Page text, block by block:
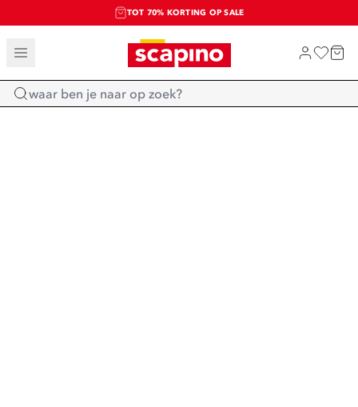
TOT 70% KORTING OP SALE
SALE: LAATSTE KANS!
SHOP NIEUW
Home